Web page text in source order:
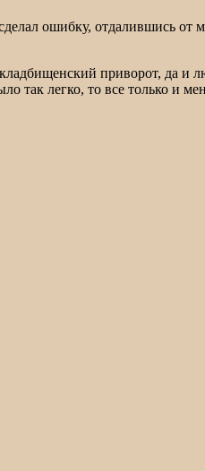
ошибку, отдалившись от
приворот, да и
так легко, то все только и